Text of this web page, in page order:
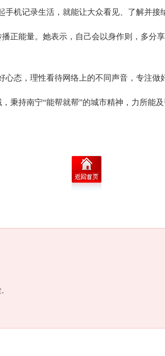
机记录生活，就能让大众看见、了解并
正能量。她表示，自己会以身作则，多分
态，理性看待网络上的不同声音，专注做
秉持南宁“能帮就帮”的城市精神，力所能